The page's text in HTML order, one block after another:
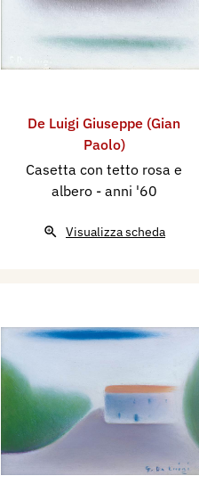
De Luigi Giuseppe (Gian
Paolo)
Casetta con tetto rosa e
albero - anni '60
Visualizza scheda